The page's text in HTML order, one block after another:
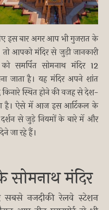
इस बार अगर आप भी गुजरात के
आपको मंदिर से जुड़ी जानकारी
समर्पित सोमनाथ मंदिर 12
जाता है। यह मंदिर अपने शांत
स्थित होने की वजह से देश-
है। ऐसे में आज इस आर्टिकल के
से जुड़े नियमों के बारे में और
जा रहे हैं।
मंदिर
सबसे नजदीकी रेलवे स्टेशन